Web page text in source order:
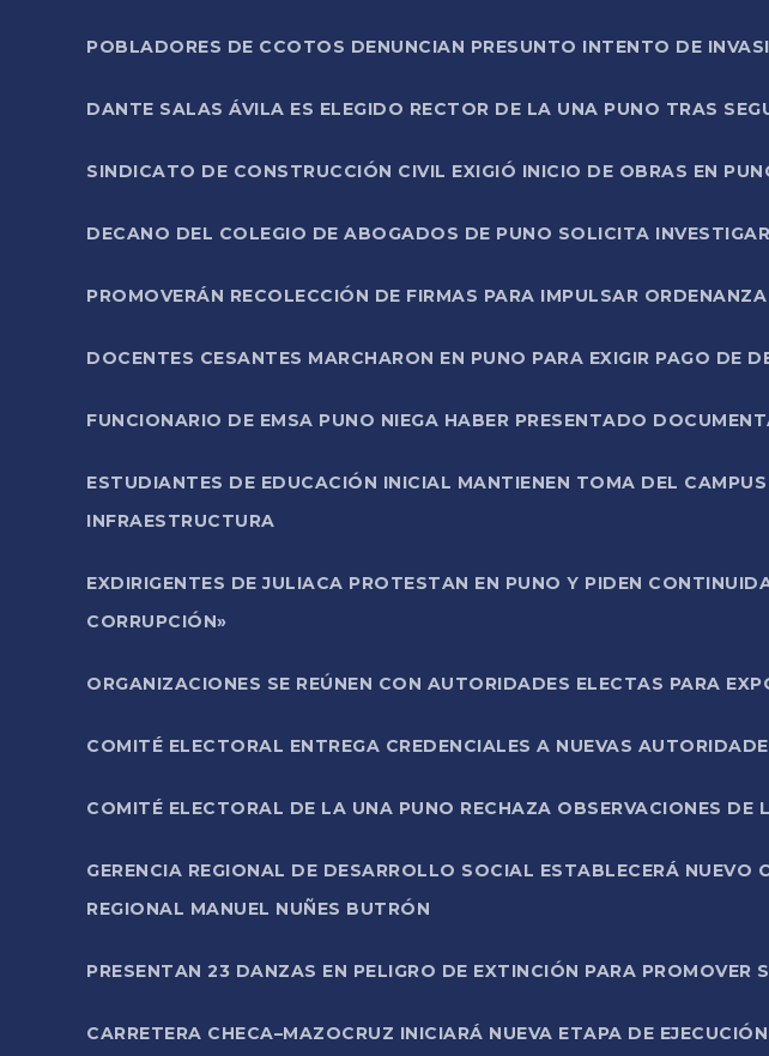
POBLADORES DE CCOTOS DENUNCIAN PRESUNTO INTENTO DE
DANTE SALAS ÁVILA ES ELEGIDO RECTOR DE LA UNA PUNO TRAS
SINDICATO DE CONSTRUCCIÓN CIVIL EXIGIÓ INICIO DE OBRAS EN
DECANO DEL COLEGIO DE ABOGADOS DE PUNO SOLICITA
PROMOVERÁN RECOLECCIÓN DE FIRMAS PARA IMPULSAR
DOCENTES CESANTES MARCHARON EN PUNO PARA EXIGIR PAGO DE
FUNCIONARIO DE EMSA PUNO NIEGA HABER PRESENTADO
ESTUDIANTES DE EDUCACIÓN INICIAL MANTIENEN TOMA DEL
INFRAESTRUCTURA
EXDIRIGENTES DE JULIACA PROTESTAN EN PUNO Y PIDEN
CORRUPCIÓN»
ORGANIZACIONES SE REÚNEN CON AUTORIDADES ELECTAS PARA
COMITÉ ELECTORAL ENTREGA CREDENCIALES A NUEVAS
COMITÉ ELECTORAL DE LA UNA PUNO RECHAZA OBSERVACIONES DE
GERENCIA REGIONAL DE DESARROLLO SOCIAL ESTABLECERÁ
REGIONAL MANUEL NUÑES BUTRÓN
PRESENTAN 23 DANZAS EN PELIGRO DE EXTINCIÓN PARA PROMOVER
CARRETERA CHECA–MAZOCRUZ INICIARÁ NUEVA ETAPA DE